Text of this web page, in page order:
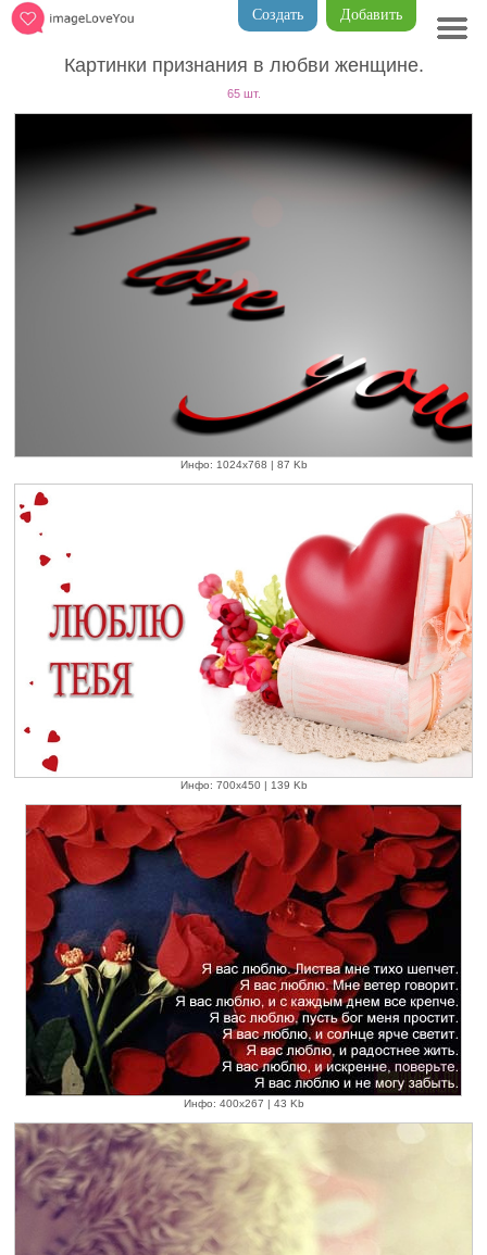
Добавить
Создать
Картинки признания в любви женщине.
65 шт.
Инфо: 1024х768 | 87 Kb
Инфо: 700х450 | 139 Kb
Инфо: 400х267 | 43 Kb